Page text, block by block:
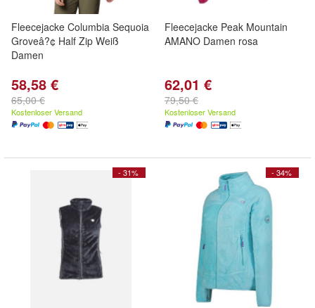
Fleecejacke Columbia Sequoia
Groveâ?¢ Half Zip Weiß
Damen
58,58 €
65,00 €
Kostenloser Versand
Fleecejacke Peak Mountain
AMANO Damen rosa
62,01 €
79,50 €
Kostenloser Versand
- 31% - 34%